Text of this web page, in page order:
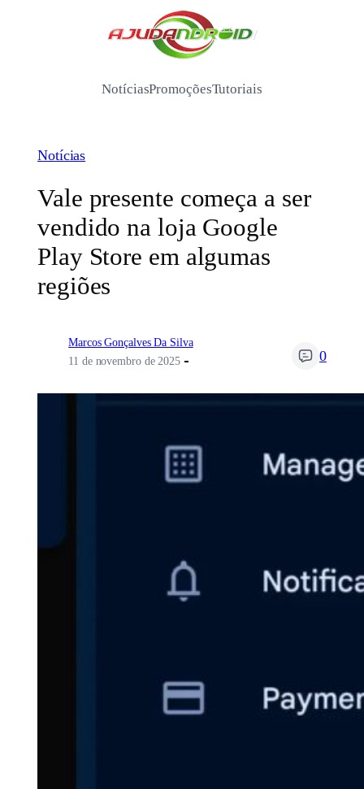
/
NotíciasPromoçõesTutoriais
Notícias
Vale presente começa a ser
vendido na loja Google
Play Store em algumas
regiões
Marcos Gonçalves Da Silva
11 de novembro de 2025
0